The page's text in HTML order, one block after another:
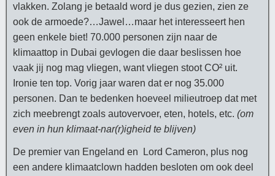
vlakken. Zolang je betaald word je dus gezien, zien ze
ook de armoede?…Jawel…maar het interesseert hen
geen enkele biet! 70.000 personen zijn naar de
klimaattop in Dubai gevlogen die daar beslissen hoe
vaak jij nog mag vliegen, want vliegen stoot CO² uit.
Ironie ten top. Vorig jaar waren dat er nog 35.000
personen. Dan te bedenken hoeveel milieutroep dat met
zich meebrengt zoals autovervoer, eten, hotels, etc. (om
even in hun klimaat-nar(r)igheid te blijven)
De premier van Engeland en Lord Cameron, plus nog
een andere klimaatclown hadden besloten om ook deel